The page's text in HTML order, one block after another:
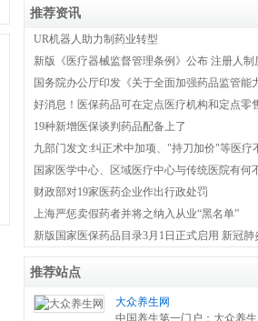
推荐资讯
UR机器人助力制药业转型
新版《医疗器械监督管理条例》公布 注册人制
国务院办公厅印发《关于全面加强药品监管能
好消息！医保药品可在定点医疗机构和定点零
19种新增医保谈判药品配备上了
九部门发文:纠正术中加项、"持刀加价"等医疗
国家医学中心、区域医疗中心与传统医院有何
财政部对19家医药企业作出行政处罚
上海严惩卖假药者并将之纳入从业“黑名单”
新版国家医保药品目录3月1日正式启用 新冠肺
推荐站点
大众养生网
中国养生第一门户：大众养生